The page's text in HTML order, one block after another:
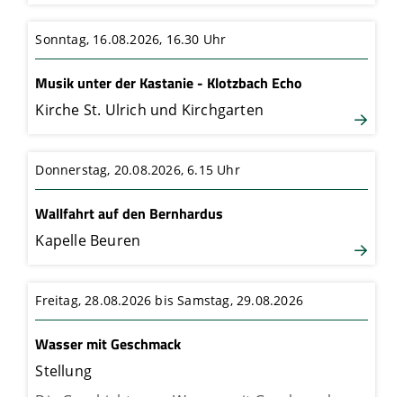
Sonntag, 16.08.2026, 16.30 Uhr
Musik unter der Kastanie - Klotzbach Echo
Kirche St. Ulrich und Kirchgarten
Donnerstag, 20.08.2026,6.15 Uhr
Wallfahrt auf den Bernhardus
Kapelle Beuren
Freitag, 28.08.2026 bis Samstag, 29.08.2026
Wasser mit Geschmack
Stellung